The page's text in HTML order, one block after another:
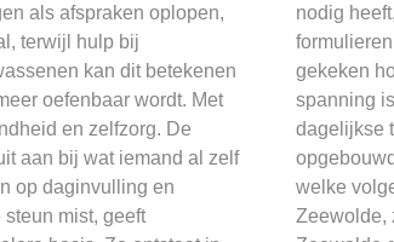
als afspraken oplopen,
terwijl hulp bij
kan dit betekenen
oefenbaar wordt. Met
en zelfzorg. De
aan bij wat iemand al zelf
op daginvulling en
mist, geeft
nodig
gekeken
spanning
dagelijkse
welke
Zeewolde,